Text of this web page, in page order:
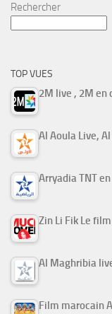
Rechercher
TOP VUES
2M live , 2M en
Al Aoula Live,
Arryadia TNT
Al Maghribia